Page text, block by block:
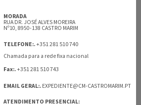
MORADA
RUA DR. JOSÉ ALVES MOREIRA
Nº10, 8950-138 CASTRO MARIM
TELEFONE:.+351 281 510 740
Chamada para a rede fixa nacional
Fax:.+351 281 510 743
EMAIL GERAL:. EXPEDIENTE@CM-CASTROMARIM.PT
ATENDIMENTO PRESENCIAL: